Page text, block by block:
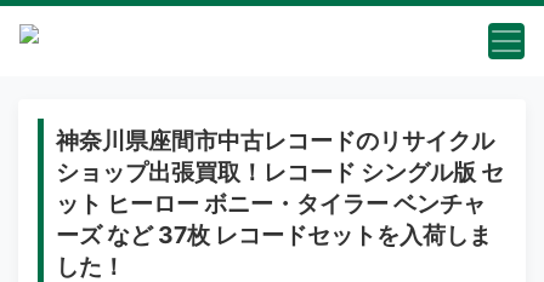
神奈川県座間市中古レコードのリサイクル
ショップ出張買取！レコード シングル版 セ
ット ヒーロー ボニー・タイラー ベンチャ
ーズ など 37枚 レコードセットを入荷しま
した！